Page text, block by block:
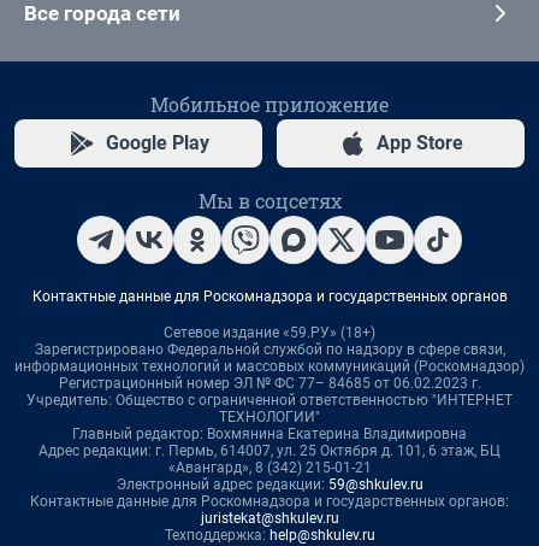
Все города сети
Мобильное приложение
Google Play App Store
Мы в соцсетях
Контактные данные для Роскомнадзора и государственных органов
Сетевое издание «59.РУ» (18+)
Зарегистрировано Федеральной службой по надзору в сфере связи,
информационных технологий и массовых коммуникаций (Роскомнадзор)
Регистрационный номер ЭЛ № ФС 77– 84685 от 06.02.2023 г.
Учредитель: Общество с ограниченной ответственностью "ИНТЕРНЕТ
ТЕХНОЛОГИИ"
Главный редактор: Вохмянина Екатерина Владимировна
Адрес редакции: г. Пермь, 614007, ул. 25 Октября д. 101, 6 этаж, БЦ
«Авангард», 8 (342) 215-01-21
Электронный адрес редакции: 59@shkulev.ru
Контактные данные для Роскомнадзора и государственных органов:
juristekat@shkulev.ru
Техподдержка: help@shkulev.ru